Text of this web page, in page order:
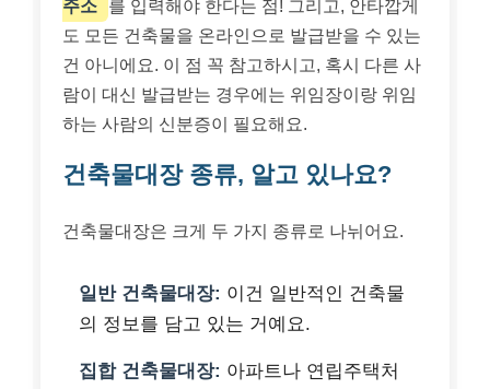
주소
를 입력해야 한다는 점! 그리고, 안타깝게
도 모든 건축물을 온라인으로 발급받을 수 있는
건 아니에요. 이 점 꼭 참고하시고, 혹시 다른 사
람이 대신 발급받는 경우에는 위임장이랑 위임
하는 사람의 신분증이 필요해요.
건축물대장 종류, 알고 있나요?
건축물대장은 크게 두 가지 종류로 나뉘어요.
일반 건축물대장: 이건 일반적인 건축물
의 정보를 담고 있는 거예요.
집합 건축물대장: 아파트나 연립주택처